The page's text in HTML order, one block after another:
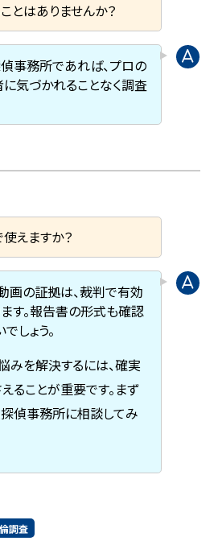
とはありませんか？
事務所であれば、プロの
気づかれることなく調査
えますか？
画の証拠は、裁判で有効
す。報告書の形式も確認
しょう。
みを解決するには、確実
ることが重要です。まず
偵事務所に相談してみ
調査